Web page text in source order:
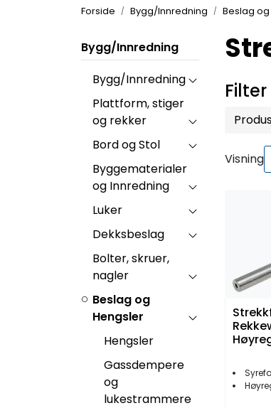
Forside Bygg/Innredning Beslag
Bygg/Innredning
Bygg/Innredning
Plattform, stiger
og rekker
Bord og Stol
Byggematerialer
og Innredning
Luker
Dekksbeslag
Bolter, skruer,
nagler
Beslag og
Hengsler
Hengsler
Gassdempere
og
lukestrammere
Filter
Visning